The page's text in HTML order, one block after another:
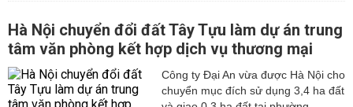
Hà Nội chuyển đổi đất Tây Tựu làm dự án trung
tâm văn phòng kết hợp dịch vụ thương mại
Công ty Đại An vừa được Hà Nội cho
chuyển mục đích sử dụng 3,4 ha đất